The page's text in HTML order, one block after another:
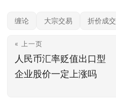
缠论 大宗交易 折价成交
« 上一页
人民币汇率贬值出口型
企业股价一定上涨吗